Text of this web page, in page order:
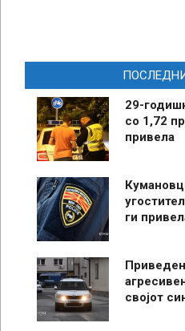
29-
со 1,72
привела
ги
својот